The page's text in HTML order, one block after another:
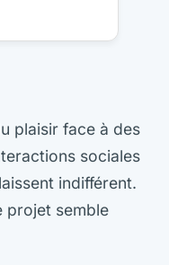
plaisir face à des
sociales
indifférent.
projet semble